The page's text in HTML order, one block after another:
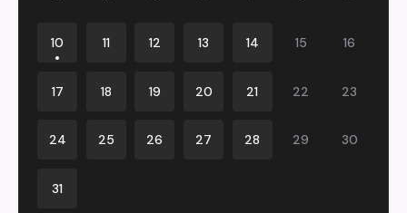
10 11 12 13 14 15 16
17 18 19 20 21 22 23
24 25 26 27 28 29 30
31